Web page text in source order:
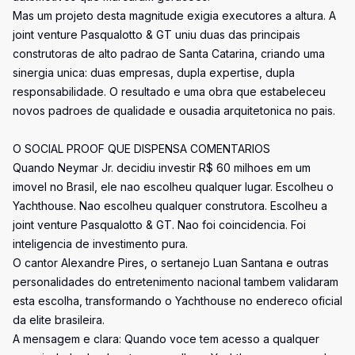
Mas um projeto desta magnitude exigia executores a altura. A
joint venture Pasqualotto & GT uniu duas das principais
construtoras de alto padrao de Santa Catarina, criando uma
sinergia unica: duas empresas, dupla expertise, dupla
responsabilidade. O resultado e uma obra que estabeleceu
novos padroes de qualidade e ousadia arquitetonica no pais.
O SOCIAL PROOF QUE DISPENSA COMENTARIOS
Quando Neymar Jr. decidiu investir R$ 60 milhoes em um
imovel no Brasil, ele nao escolheu qualquer lugar. Escolheu o
Yachthouse. Nao escolheu qualquer construtora. Escolheu a
joint venture Pasqualotto & GT. Nao foi coincidencia. Foi
inteligencia de investimento pura.
O cantor Alexandre Pires, o sertanejo Luan Santana e outras
personalidades do entretenimento nacional tambem validaram
esta escolha, transformando o Yachthouse no endereco oficial
da elite brasileira.
A mensagem e clara: Quando voce tem acesso a qualquer